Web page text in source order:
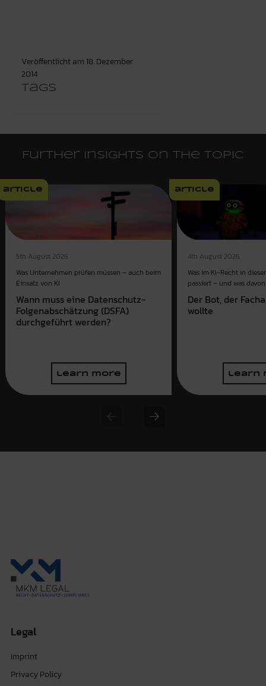
Veröffentlicht am 18. Dezember
2014
Tags
Further insights on the topic
article
5th August 2026
Was Unternehmen prüfen müssen – auch beim
Einsatz von KI
Wann muss eine Datenschutz-
Folgenabschätzung (DSFA)
durchgeführt werden?
learn more
article
4th August 2026
Was im KI-Recht in
passiert – und was
Der Bot, der
wollte
learn
Previous slide
Next slide
Legal
Imprint
Privacy Policy